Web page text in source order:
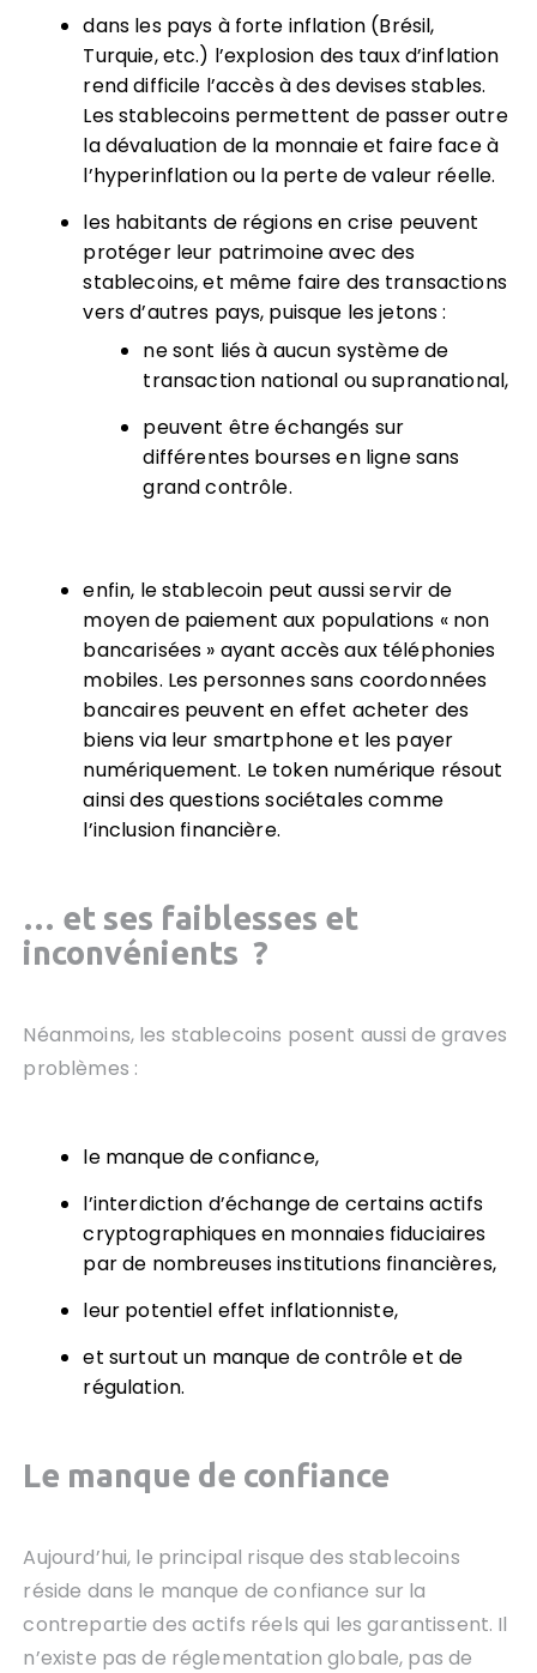
dans les pays à forte inflation (Brésil,
Turquie, etc.) l’explosion des taux d’inflation
rend difficile l’accès à des devises stables.
Les stablecoins permettent de passer outre
la dévaluation de la monnaie et faire face à
l’hyperinflation ou la perte de valeur réelle.
les habitants de régions en crise peuvent
protéger leur patrimoine avec des
stablecoins, et même faire des transactions
vers d’autres pays, puisque les jetons :
ne sont liés à aucun système de
transaction national ou supranational,
peuvent être échangés sur
différentes bourses en ligne sans
grand contrôle.
enfin, le stablecoin peut aussi servir de
moyen de paiement aux populations « non
bancarisées » ayant accès aux téléphonies
mobiles. Les personnes sans coordonnées
bancaires peuvent en effet acheter des
biens via leur smartphone et les payer
numériquement. Le token numérique résout
ainsi des questions sociétales comme
l’inclusion financière.
… et ses faiblesses et
inconvénients ?
Néanmoins, les stablecoins posent aussi de graves
problèmes :
le manque de confiance,
l’interdiction d’échange de certains actifs
cryptographiques en monnaies fiduciaires
par de nombreuses institutions financières,
leur potentiel effet inflationniste,
et surtout un manque de contrôle et de
régulation.
Le manque de confiance
Aujourd’hui, le principal risque des stablecoins
réside dans le manque de confiance sur la
contrepartie des actifs réels qui les garantissent. Il
n’existe pas de réglementation globale, pas de